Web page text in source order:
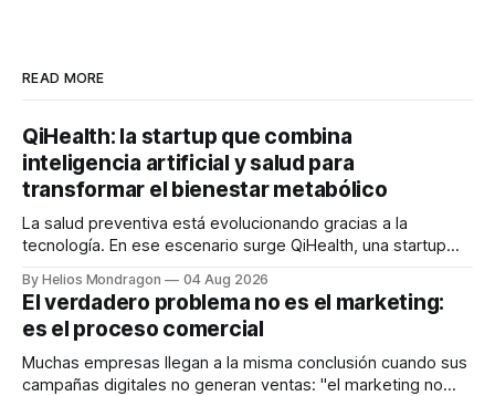
READ MORE
QiHealth: la startup que combina
inteligencia artificial y salud para
transformar el bienestar metabólico
La salud preventiva está evolucionando gracias a la
tecnología. En ese escenario surge QiHealth, una startup
dispositivos inteligentes, inteligencia artificial y monitoreo
en tiempo real para ayudar a las personas a tomar mejores
decisiones sobre su salud metabólica. Su propuesta busca
responder
By Helios Mondragon 04 Aug 2026
El verdadero problema no es el marketing:
es el proceso comercial
Muchas empresas llegan a la misma conclusión cuando sus
campañas digitales no generan ventas: "el marketing no